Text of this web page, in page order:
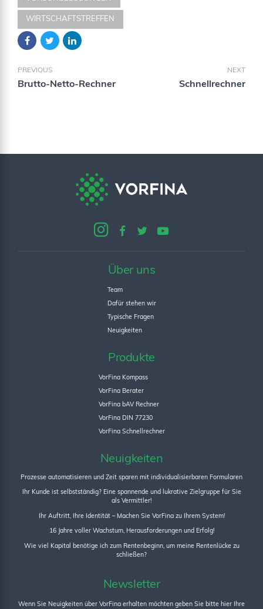
WIRTSCHAFTSTREFFEN
PREVIOUS
Brutto-Netto-Rechner
NEXT
Schnellrechner
Über uns
Team
Dafür stehen wir
Typische Fragen
Neuigkeiten
Produkte
VorFina Kompass
VorFina Berater
VorFina bAV Rechner
VorFina DIN 77230
VorFina Schnellrechner
Neuigkeiten
Prozesse automatisieren und Zeit sparen mit individualisierbaren Formularen
Ihr Kunde ist selbstständig? Eine spannende und lukrative Zielgruppe für Sie
als Vermittler!
Ihr Auftritt, Ihre Identität – Machen Sie VorFina zu Ihrem System!
16 Jahre voller Wachstum, Herausforderungen und Erfolg!
Wie viel Kapital benötige ich zum Rentenbeginn, um meine Rentenlücke zu
schließen?
Newsletter
Wenn Sie Neuigkeiten über VorFina erhalten möchten geben Sie bitte hier Ihre